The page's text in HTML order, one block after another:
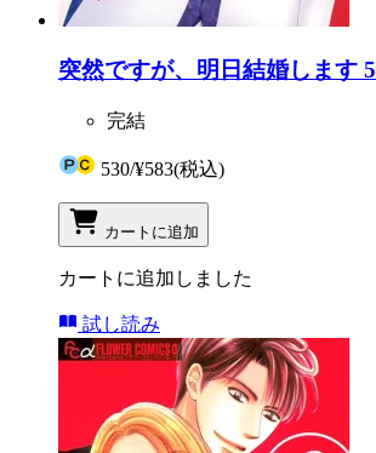
突然ですが、明日結婚します 5
完結
530/¥583(税込)
カートに追加
カートに追加しました
試し読み